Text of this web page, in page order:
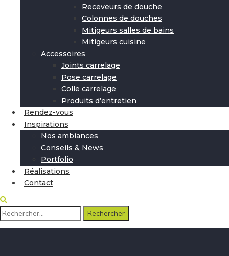
Receveurs de douche
Colonnes de douches
Mitigeurs salles de bains
Mitigeurs cuisine
Accessoires
Joints carrelage
Pose carrelage
Colle carrelage
Produits d’entretien
Rendez-vous
Inspirations
Nos ambiances
Conseils & News
Portfolio
Réalisations
Contact
Rechercher :